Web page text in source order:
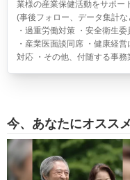
業様の産業保健活動をサポー
(事後フォロー、データ集計
・過重労働対策 ・安全衛生
・産業医面談同席 ・健康経
対応 ・その他、付随する事務
今、あなたにオススメ